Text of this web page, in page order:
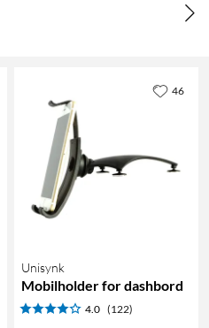
Unisynk
Mobilholder for dashbord
4.0 (122)
46